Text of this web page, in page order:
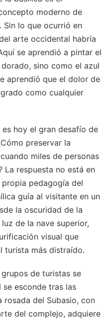
moderno de
Sin lo que ocurrió en
arte occidental habría
se aprendió a pintar el
sino como el azul
aprendió que el dolor de
como cualquier
hoy el gran desafío de
preservar la
miles de personas
La respuesta no está en
pedagogía del
guía al visitante en un
la oscuridad de la
de la nave superior,
visual que
turista más distraído.
de turistas se
esconde tras las
rosada del Subasio, con
del complejo, adquiere